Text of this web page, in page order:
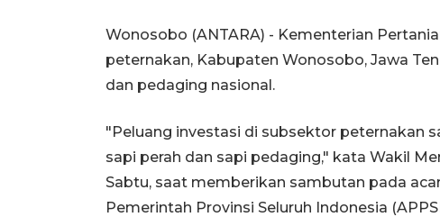
Wonosobo (ANTARA) - Kementerian
peternakan, Kabupaten Wonosobo, Jawa
dan pedaging nasional.
"Peluang investasi di subsektor peternakan
sapi perah dan sapi pedaging," kata Wakil
Sabtu, saat memberikan sambutan pada
Pemerintah Provinsi Seluruh Indonesia